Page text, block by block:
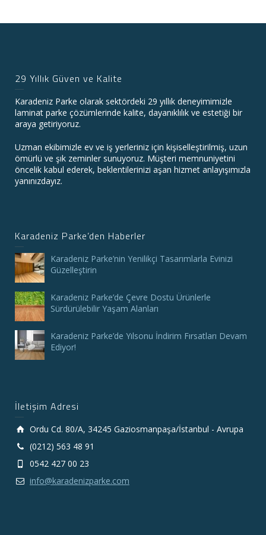
29 Yıllık Güven ve Kalite
Karadeniz Parke olarak sektördeki 29 yıllık deneyimimizle
laminat parke çözümlerinde kalite, dayanıklılık ve estetiği bir
araya getiriyoruz.
Uzman ekibimizle ev ve iş yerleriniz için kişiselleştirilmiş, uzun
ömürlü ve şık zeminler sunuyoruz. Müşteri memnuniyetini
öncelik kabul ederek, beklentilerinizi aşan hizmet anlayışımızla
yanınızdayız.
Karadeniz Parke’den Haberler
Karadeniz Parke’nin Yenilikçi Tasarımlarla Evinizi
Güzelleştirin
Karadeniz Parke’de Çevre Dostu Ürünlerle
Sürdürülebilir Yaşam Alanları
Karadeniz Parke’de Yılsonu İndirim Fırsatları Devam
Ediyor!
İletişim Adresi
Ordu Cd. 80/A, 34245 Gaziosmanpaşa/İstanbul - Avrupa
(0212) 563 48 91
0542 427 00 23
info@karadenizparke.com